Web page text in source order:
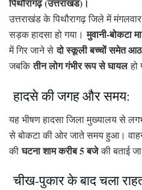
पिथौरागढ़ (उत्तराखंड)।
उत्तराखंड के पिथौरागढ़ जिले में
सड़क हादसा हो गया।मुवानी-बोकटा
में गिर जाने सेदो स्कूली बच्चों समेत आठ
जबकितीन लोग गंभीर रूप से घायलहो
हादसे की जगह और समय:
यह भीषण हादसा जिला मुख्यालय से
से बोकटा की ओर जाते समय हुआ।
कीघटना शाम करीब 5 बजेकी बताई जा
चीख-पुकार के बाद चला